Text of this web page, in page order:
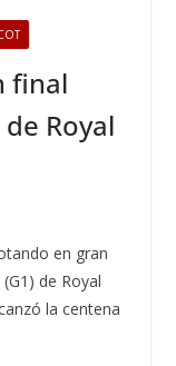
final
Royal
en gran
de Royal
la centena